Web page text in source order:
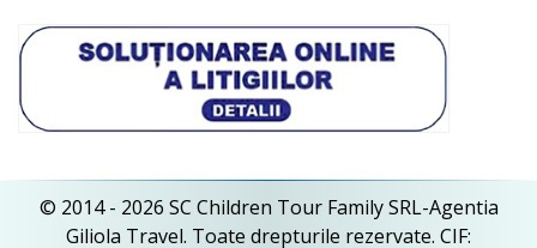
© 2014 - 2026 SC Children Tour Family SRL-Agentia
Giliola Travel. Toate drepturile rezervate. CIF: